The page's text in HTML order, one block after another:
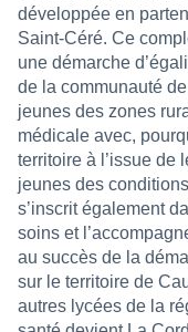
développée en
Saint-Céré. Ce
une démarche
de la communauté
jeunes des zones
médicale avec,
territoire à l’issue de
jeunes des
s’inscrit également
soins et
au succès de la
sur le territoire de
autres lycées de la